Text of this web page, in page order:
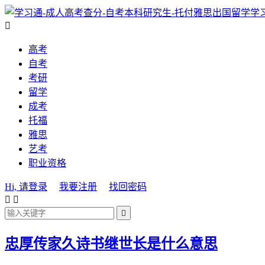
学

高考
自考
考研
留学
成考
托福
雅思
艺考
职业资格
Hi, 请登录 我要注册
找回密码
 

忠厚传家久诗书继世长是什么意思